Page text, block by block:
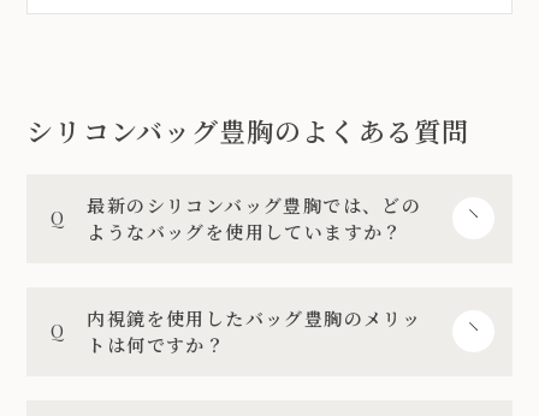
シリコンバッグ豊胸のよくある質問
最新のシリコンバッグ豊胸では、どの
ようなバッグを使用していますか？
内視鏡を使用したバッグ豊胸のメリッ
トは何ですか？